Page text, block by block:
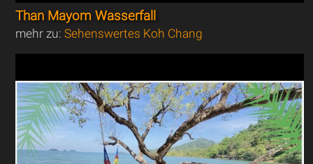
Than Mayom Wasserfall
mehr zu:Sehenswertes Koh Chang